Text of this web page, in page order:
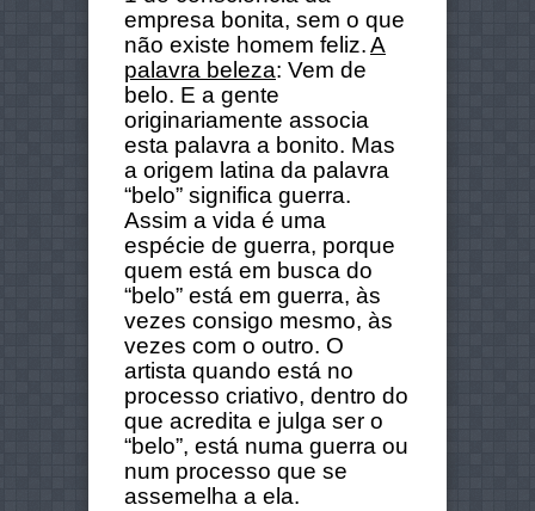
empresa bonita, sem o que
não existe homem feliz.A
palavra beleza: Vem de
belo. E a gente
originariamente associa
esta palavra a bonito. Mas
a origem latina da palavra
“belo” significa guerra.
Assim a vida é uma
espécie de guerra, porque
quem está em busca do
“belo” está em guerra, às
vezes consigo mesmo, às
vezes com o outro. O
artista quando está no
processo criativo, dentro do
que acredita e julga ser o
“belo”, está numa guerra ou
num processo que se
assemelha a ela.